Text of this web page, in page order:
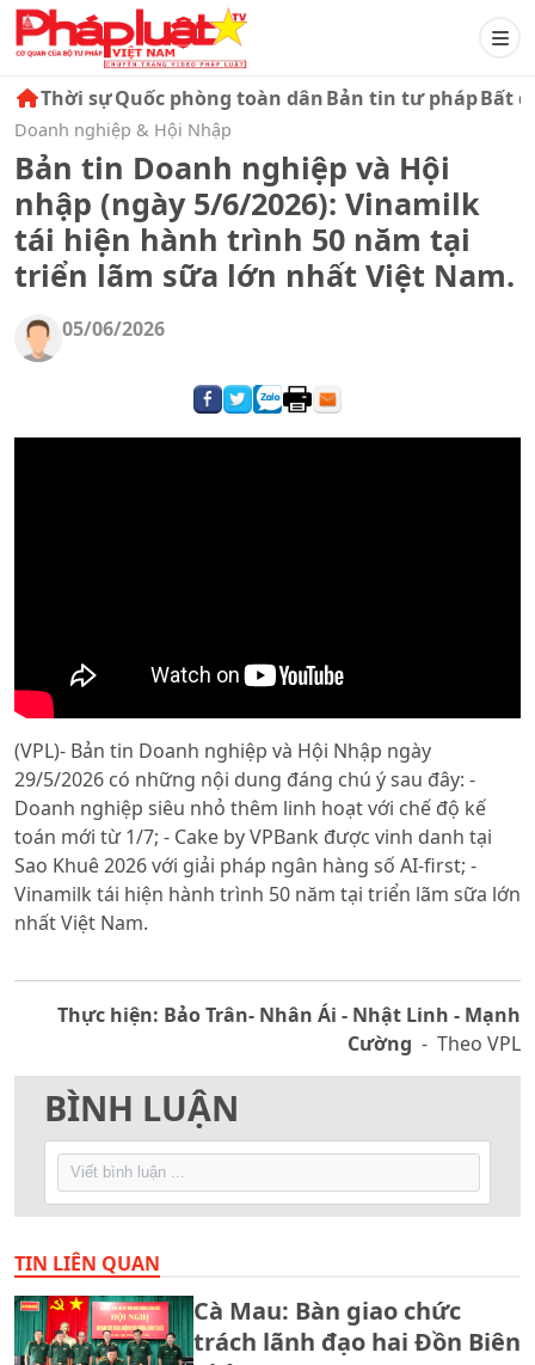
Thời sựQuốc phòng toàn dânBản tin tư phápBất
Doanh nghiệp & Hội Nhập
Bản tin Doanh nghiệp và Hội
nhập (ngày 5/6/2026): Vinamilk
tái hiện hành trình 50 năm tại
triển lãm sữa lớn nhất Việt Nam.
05/06/2026
(VPL)- Bản tin Doanh nghiệp và Hội Nhập ngày
29/5/2026 có những nội dung đáng chú ý sau đây: -
Doanh nghiệp siêu nhỏ thêm linh hoạt với chế độ kế
toán mới từ 1/7; - Cake by VPBank được vinh danh tại
Sao Khuê 2026 với giải pháp ngân hàng số AI-first; -
Vinamilk tái hiện hành trình 50 năm tại triển lãm sữa lớn
nhất Việt Nam.
Thực hiện: Bảo Trân- Nhân Ái - Nhật Linh - Mạnh
Cường - Theo VPL
BÌNH LUẬN
TIN LIÊN QUAN
Cà Mau: Bàn giao chức
trách lãnh đạo hai Đồn Biên